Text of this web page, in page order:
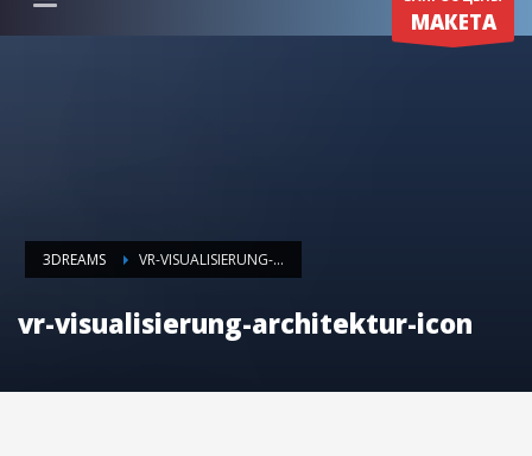
МАКЕТА
3DREAMS VR-VISUALISIERUNG-ARCHITEKTUR-ICON
vr-visualisierung-architektur-icon